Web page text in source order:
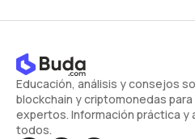
Educación, análisis y consejos
blockchain y criptomonedas
expertos. Información práctica y
todos.